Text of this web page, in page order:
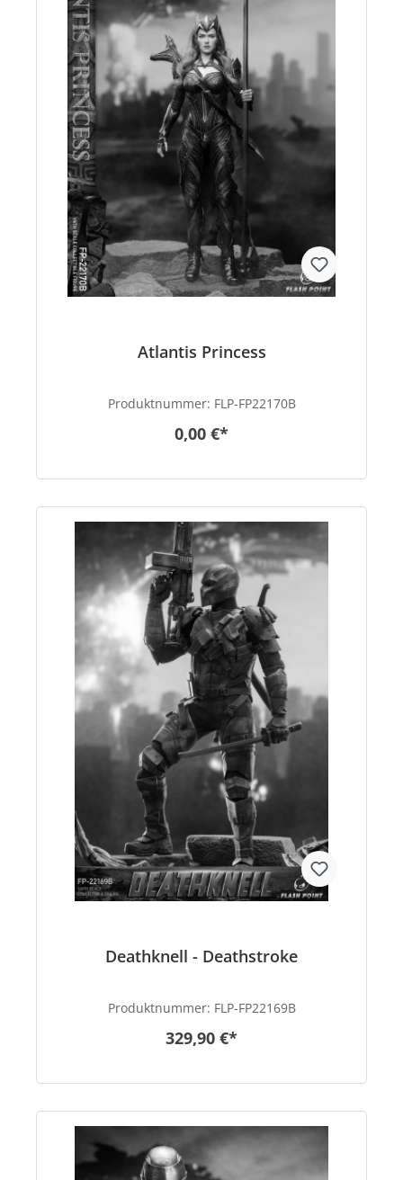
Atlantis Princess
Produktnummer: FLP-FP22170B
0,00 €*
Deathknell - Deathstroke
Produktnummer: FLP-FP22169B
329,90 €*